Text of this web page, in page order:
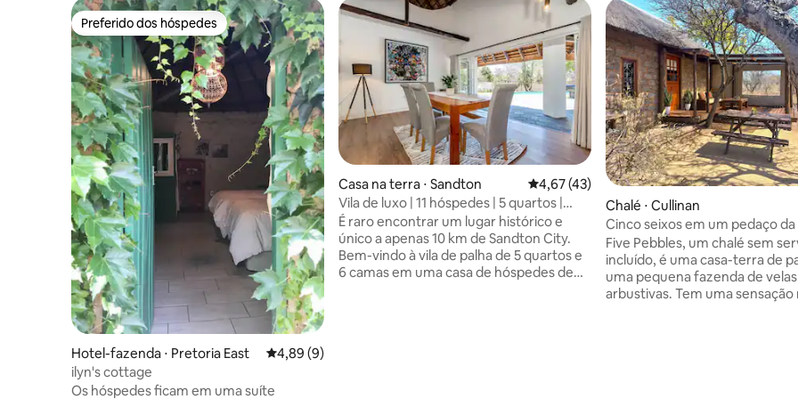
Preferido dos hóspedes
Preferido dos hóspedes
Hotel-fazenda ⋅ Pretoria East 4,89 de uma avaliação média de 5, 9 avaliações
4,89 (9)
ilyn's cottage
Os hóspedes ficam em uma suíte
Casa na terra ⋅ Sandton 4,67 de uma avaliação média de 5, 43
4,67 (43)
Vila de luxo | 11 hóspedes | 5 quartos |
Piscina | Energia de reserva | Boma
É raro encontrar um lugar histórico e
único a apenas 10 km de Sandton City.
Bem-vindo à vila de palha de 5 quartos e
6 camas em uma casa de hóspedes de
Chalé ⋅ Cullinan
Cinco seixos em um pedaço
Five Pebbles, um chalé sem
incluído, é uma casa-terra de
uma pequena fazenda de velas
arbustivas. Tem uma sensação